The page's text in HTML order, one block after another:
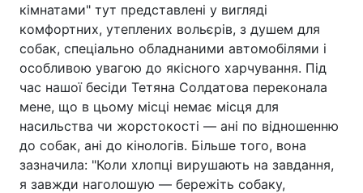
кімнатами" тут представлені у вигляді
комфортних, утеплених вольєрів, з душем для
собак, спеціально обладнаними автомобілями і
особливою увагою до якісного харчування. Під
час нашої бесіди Тетяна Солдатова переконала
мене, що в цьому місці немає місця для
насильства чи жорстокості — ані по відношенню
до собак, ані до кінологів. Більше того, вона
зазначила: "Коли хлопці вирушають на завдання,
я завжди наголошую — бережіть собаку,